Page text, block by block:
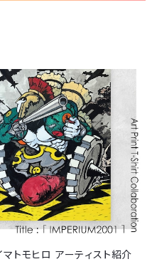
トモヒロ アーティスト紹介